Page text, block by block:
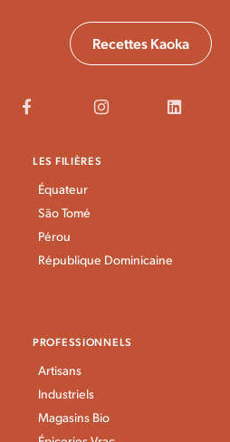
Recettes Kaoka
LES FILIÈRES
Équateur
São Tomé
Pérou
République Dominicaine
PROFESSIONNELS
Artisans
Industriels
Magasins Bio